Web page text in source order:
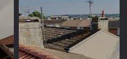
Changement de